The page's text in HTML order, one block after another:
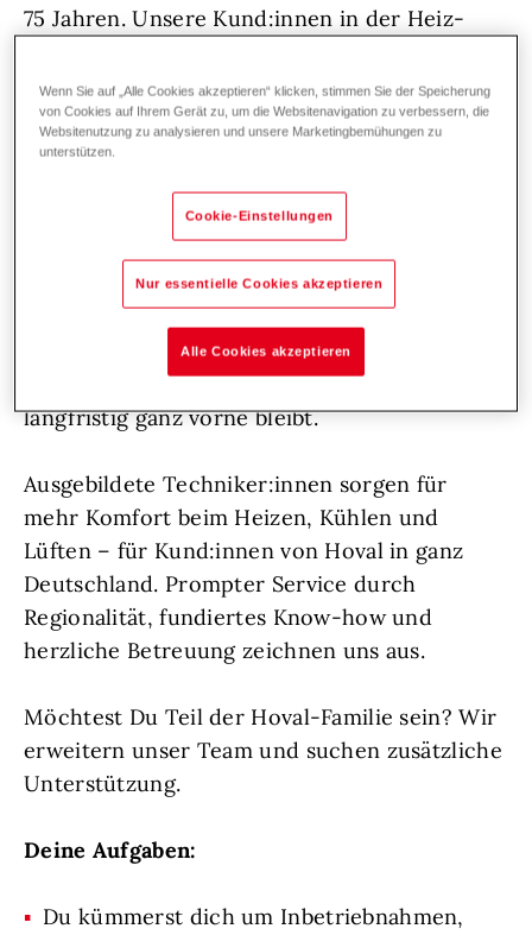
75 Jahren. Unsere Kund:innen in der Heiz-
Lösungen und exzellenten Service,
deutschland- und weltweit. Denn wir bei
Hoval lieben, was wir tun!
Wir wachsen weiter und suchen
Persönlichkeiten, die sich voller Herzblut um
ihre Aufgaben kümmern, frische Impulse
setzen und durch ihren vorausschauenden
Einsatz dafür sorgen, dass Hoval auch
langfristig ganz vorne bleibt.
Ausgebildete Techniker:innen sorgen für
mehr Komfort beim Heizen, Kühlen und
Lüften – für Kund:innen von Hoval in ganz
Deutschland. Prompter Service durch
Regionalität, fundiertes Know-how und
herzliche Betreuung zeichnen uns aus.
Möchtest Du Teil der Hoval-Familie sein? Wir
erweitern unser Team und suchen zusätzliche
Unterstützung.
Deine Aufgaben:
Du kümmerst dich um Inbetriebnahmen,
Wenn Sie auf „Alle Cookies akzeptieren“ klicken, stimmen Sie der Speicherung
von Cookies auf Ihrem Gerät zu, um die Websitenavigation zu verbessern, die
Websitenutzung zu analysieren und unsere Marketingbemühungen zu
unterstützen.
Cookie-Einstellungen
Nur essentielle Cookies akzeptieren
Alle Cookies akzeptieren